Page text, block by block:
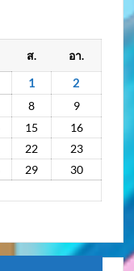
ส. อา.
1
2
8
9
15
16
22
23
29
30